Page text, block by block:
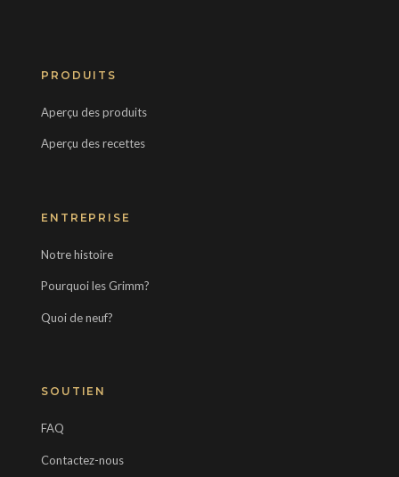
PRODUITS
Aperçu des produits
Aperçu des recettes
ENTREPRISE
Notre histoire
Pourquoi les Grimm?
Quoi de neuf?
SOUTIEN
FAQ
Contactez-nous